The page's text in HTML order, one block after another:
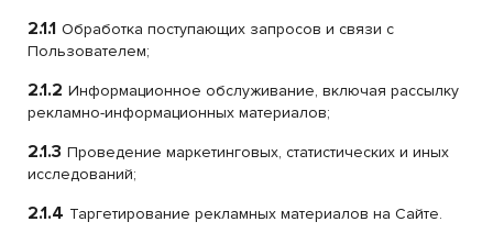
2.1.1 Обработка поступающих запросов и связи с
Пользователем;
2.1.2 Информационное обслуживание, включая рассылку
рекламно-информационных материалов;
2.1.3 Проведение маркетинговых, статистических и иных
исследований;
2.1.4 Таргетирование рекламных материалов на Сайте.